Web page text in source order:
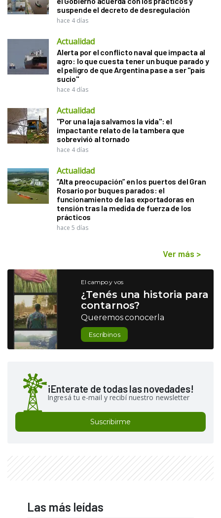
suspende el decreto de desregulación
hace 4 días
Actualidad
Alerta por el conflicto naval que impacta al
agro: lo que cuesta tener un buque parado y
el peligro de que Argentina pase a ser "país
sucio"
hace 4 días
Actualidad
"Por una laja salvamos la vida": el
impactante relato de la tambera que
sobrevivió al tornado
hace 4 días
Actualidad
“Alta preocupación” en los puertos del Gran
Rosario por buques parados: el
funcionamiento de las exportadoras en
tensión tras la medida de fuerza de los
prácticos
hace 5 días
Ver más >
El campo y vos
¿Tenés una historia para
contarnos?
Queremos conocerla
Escribinos
¡Enterate de todas las novedades!
Ingresá tu e-mail y recibí nuestro newsletter
Suscribirme
Las más leídas